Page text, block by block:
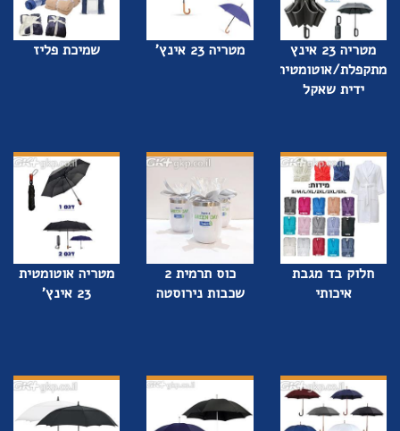
מטריה 23 אינץ
מתקפלת/אוטומטית,
ידית שאקל
מטריה 23 אינץ' שמיכת פליז
חלוק בד מגבת
איכותי
כוס תרמית 2
שכבות נירוסטה
מטריה אוטומטית
23 אינץ'